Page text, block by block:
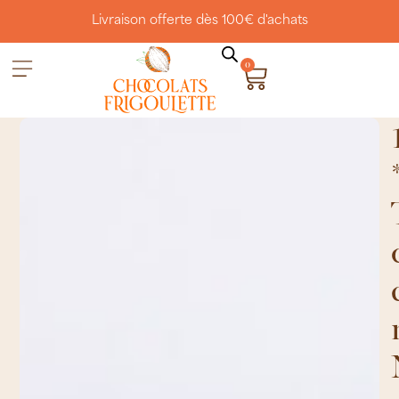
Livraison offerte dès 100€ d'achats
0